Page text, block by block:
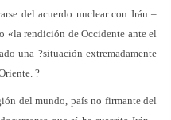
del acuerdo nuclear con Irán –
«la rendición de Occidente ante el
una ?situación extremadamente
?
del mundo, país no firmante del